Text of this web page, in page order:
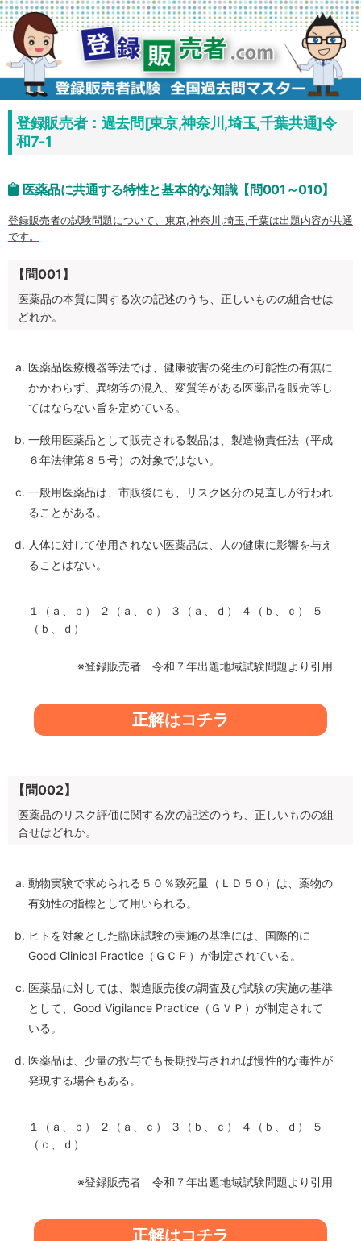
コ
ン
テ
ツ
へ
ス
キ
ッ
登録販売者：過去問[東京,神奈川,埼玉,千葉共通]令
和7-1
医薬品に共通する特性と基本的な知識【問001～010】
登録販売者の試験問題について、東京,神奈川,埼玉,千葉は出題内容が共通
です。
【問001】
医薬品の本質に関する次の記述のうち、正しいものの組合せは
どれか。
医薬品医療機器等法では、健康被害の発生の可能性の有無に
かかわらず、異物等の混入、変質等がある医薬品を販売等し
てはならない旨を定めている。
一般用医薬品として販売される製品は、製造物責任法（平成
６年法律第８５号）の対象ではない。
一般用医薬品は、市販後にも、リスク区分の見直しが行われ
ることがある。
人体に対して使用されない医薬品は、人の健康に影響を与え
ることはない。
１（ａ、ｂ） ２（ａ、ｃ） ３（ａ、ｄ） ４（ｂ、ｃ） ５
（ｂ、ｄ）
※登録販売者 令和７年出題地域試験問題より引用
正解はコチラ
【問002】
医薬品のリスク評価に関する次の記述のうち、正しいものの組
合せはどれか。
動物実験で求められる５０％致死量（ＬＤ５０）は、薬物の
有効性の指標として用いられる。
ヒトを対象とした臨床試験の実施の基準には、国際的に
Good Clinical Practice（ＧＣＰ）が制定されている。
医薬品に対しては、製造販売後の調査及び試験の実施の基準
として、Good Vigilance Practice（ＧＶＰ）が制定されて
いる。
医薬品は、少量の投与でも長期投与されれば慢性的な毒性が
発現する場合もある。
１（ａ、ｂ） ２（ａ、ｃ） ３（ｂ、ｃ） ４（ｂ、ｄ） ５
（ｃ、ｄ）
※登録販売者 令和７年出題地域試験問題より引用
正解はコチラ